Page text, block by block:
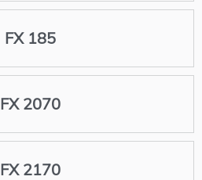
FX 185
FX 2070
FX 2170